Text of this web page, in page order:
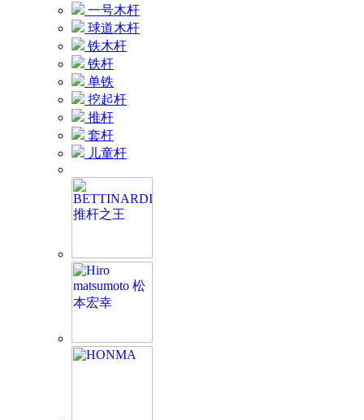
一号木杆
球道木杆
铁木杆
铁杆
单铁
挖起杆
推杆
套杆
儿童杆